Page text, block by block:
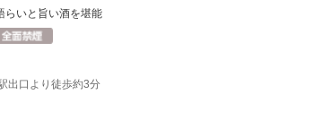
らいと旨い酒を堪能
出口より徒歩約3分